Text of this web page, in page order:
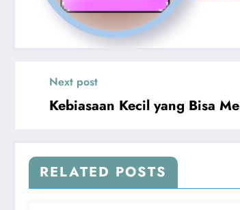
Next post
Kebiasaan Kecil yang Bisa
RELATED POSTS